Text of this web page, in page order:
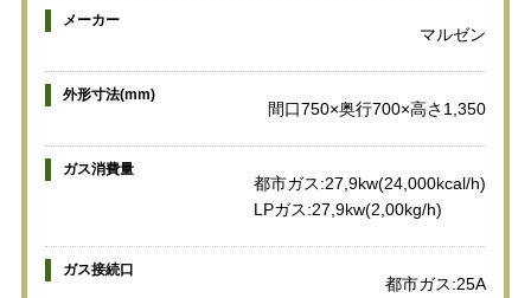
メーカー
マルゼン
外形寸法(mm)
間口750×奥行700×高さ1,350
ガス消費量
都市ガス:27,9kw(24,000kcal/h)
LPガス:27,9kw(2,00kg/h)
ガス接続口
都市ガス:25A